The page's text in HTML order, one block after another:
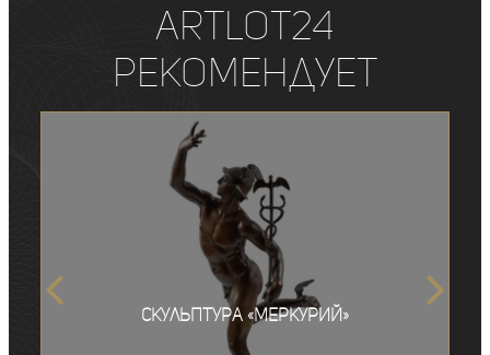
ArtLot24
рекомендует
Скульптура «Меркурий»